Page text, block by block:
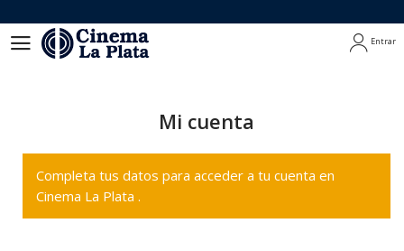
Entrar
Mi cuenta
Completa tus datos para acceder a tu cuenta en
Cinema La Plata .